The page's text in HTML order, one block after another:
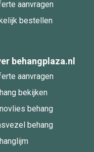
aanvragen
bestellen
behangplaza.nl
aanvragen
bekijken
behang
behang